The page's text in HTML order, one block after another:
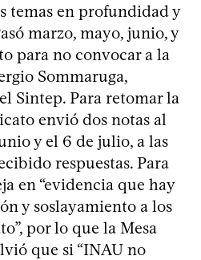
temas en profundidad y
marzo, mayo, junio, y
para no convocar a la
Sommaruga,
Sintep. Para retomar la
envió dos notas al
y el 6 de julio, a las
respuestas. Para
en “evidencia que hay
y soslayamiento a los
por lo que la Mesa
que si “INAU no